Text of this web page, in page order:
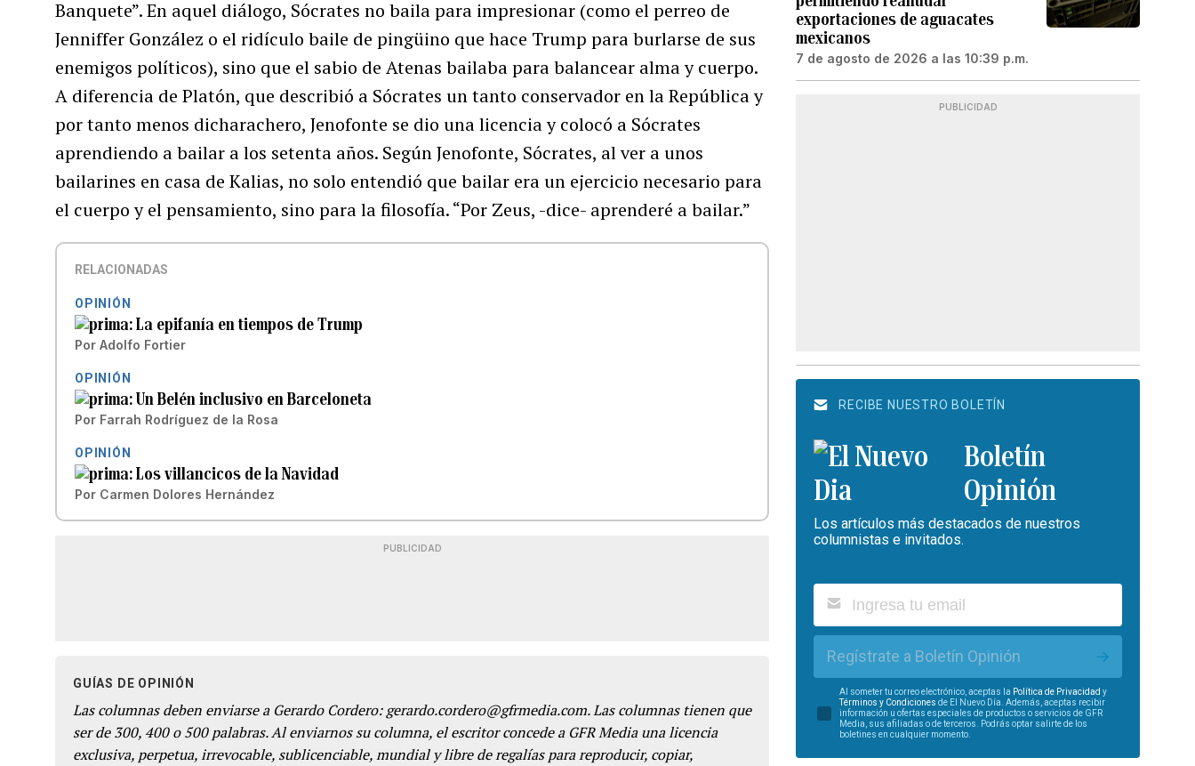
Banquete”. En aquel diálogo, Sócrates no baila para impresionar (como el perreo de
Jenniffer González o el ridículo baile de pingüino que hace Trump para burlarse de sus
enemigos políticos), sino que el sabio de Atenas bailaba para balancear alma y cuerpo.
A diferencia de Platón, que describió a Sócrates un tanto conservador en la República y
por tanto menos dicharachero, Jenofonte se dio una licencia y colocó a Sócrates
aprendiendo a bailar a los setenta años. Según Jenofonte, Sócrates, al ver a unos
bailarines en casa de Kalias, no solo entendió que bailar era un ejercicio necesario para
el cuerpo y el pensamiento, sino para la filosofía. “Por Zeus, -dice- aprenderé a bailar.”
RELACIONADAS
OPINIÓN
La epifanía en tiempos de Trump
Por Adolfo Fortier
OPINIÓN
Un Belén inclusivo en Barceloneta
Por Farrah Rodríguez de la Rosa
OPINIÓN
Los villancicos de la Navidad
Por Carmen Dolores Hernández
PUBLICIDAD
GUÍAS DE OPINIÓN
Las columnas deben enviarse a Gerardo Cordero: gerardo.cordero@gfrmedia.com. Las columnas tienen que
ser de 300, 400 o 500 palabras. Al enviarnos su columna, el escritor concede a GFR Media una licencia
exclusiva, perpetua, irrevocable, sublicenciable, mundial y libre de regalías para reproducir, copiar,
exportaciones de aguacates
mexicanos
7 de agosto de 2026 a las 10:39 p.m.
PUBLICIDAD
RECIBE NUESTRO BOLETÍN
Boletín
Opinión
Los artículos más destacados de nuestros
columnistas e invitados.
Regístrate a Boletín Opinión
Al someter tu correo electrónico, aceptas la Política de Privacidad y
Términos y Condiciones de El Nuevo Día. Además, aceptas recibir
información u ofertas especiales de productos o servicios de GFR
Media, sus afiliadas o de terceros. Podrás optar salirte de los
boletines en cualquier momento.